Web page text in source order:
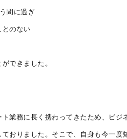
間に過ぎ
とのない
できました。
業務に長く携わってきたため、ビ
おりました。そこで、自身も今一度